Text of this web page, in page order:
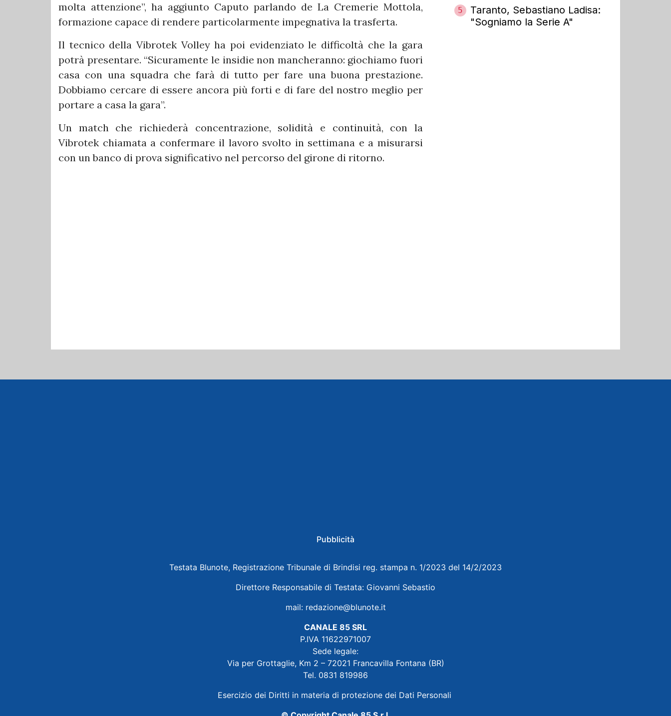
molta attenzione”, ha aggiunto Caputo parlando de La Cremerie Mottola,
formazione capace di rendere particolarmente impegnativa la trasferta.
Il tecnico della Vibrotek Volley ha poi evidenziato le difficoltà che la gara
potrà presentare. “Sicuramente le insidie non mancheranno: giochiamo fuori
casa con una squadra che farà di tutto per fare una buona prestazione.
Dobbiamo cercare di essere ancora più forti e di fare del nostro meglio per
portare a casa la gara”.
Un match che richiederà concentrazione, solidità e continuità, con la
Vibrotek chiamata a confermare il lavoro svolto in settimana e a misurarsi
con un banco di prova significativo nel percorso del girone di ritorno.
5
Taranto, Sebastiano Ladisa:
"Sogniamo la Serie A"
Pubblicità
Testata Blunote, Registrazione Tribunale di Brindisi reg. stampa n. 1/2023 del 14/2/2023
Direttore Responsabile di Testata: Giovanni Sebastio
mail: redazione@blunote.it
CANALE 85 SRL
P.IVA 11622971007
Sede legale:
Via per Grottaglie, Km 2 – 72021 Francavilla Fontana (BR)
Tel. 0831 819986
Esercizio dei Diritti in materia di protezione dei Dati Personali